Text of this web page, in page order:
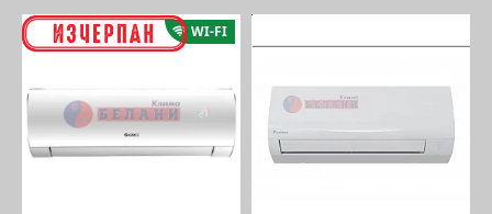
WI-FI